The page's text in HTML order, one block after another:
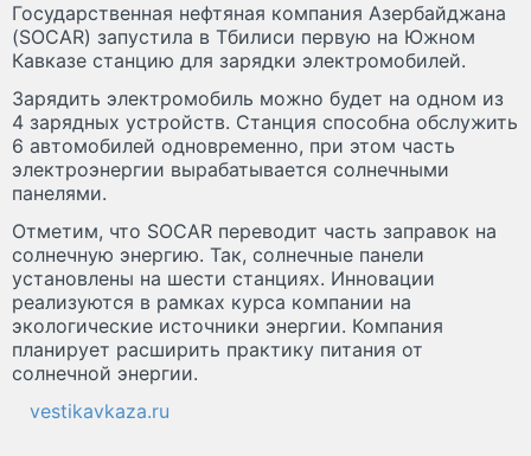
Государственная нефтяная компания Азербайджана
(SOCAR) запустила в Тбилиси первую на Южном
Кавказе станцию для зарядки электромобилей.
Зарядить электромобиль можно будет на одном из
4 зарядных устройств. Станция способна обслужить
6 автомобилей одновременно, при этом часть
электроэнергии вырабатывается солнечными
панелями.
Отметим, что SOCAR переводит часть заправок на
солнечную энергию. Так, солнечные панели
установлены на шести станциях. Инновации
реализуются в рамках курса компании на
экологические источники энергии. Компания
планирует расширить практику питания от
солнечной энергии.
vestikavkaza.ru